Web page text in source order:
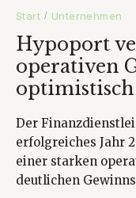
Start / Unternehmen
Hypoport
operativen
optimistisch
Der
erfolgreiches Jahr
einer starken
deutlichen